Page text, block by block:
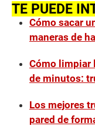
TE PUEDE
Cómo sacar
maneras de
Cómo limpiar
de minutos:
Los mejores
pared de